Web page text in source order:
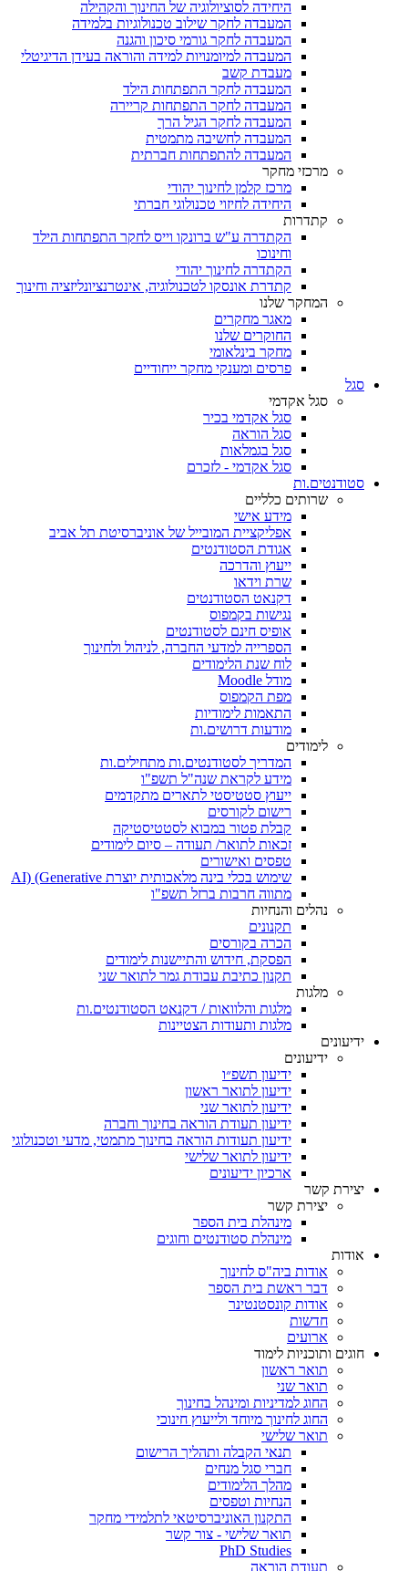
היחידה לסוציולוגיה של החינוך והקהילה
המעבדה לחקר שילוב טכנולוגיות בלמידה
המעבדה לחקר גורמי סיכון והגנה
המעבדה למיומנויות למידה והוראה בעידן הדיגיטלי
מעבדת קשב
המעבדה לחקר התפתחות הילד
המעבדה לחקר התפתחות קריירה
המעבדה לחקר הגיל הרך
המעבדה לחשיבה מתמטית
המעבדה להתפתחות חברתית
מרכזי מחקר
מרכז קלמן לחינוך יהודי
היחידה לחיזוי טכנולוגי חברתי
קתדרות
הקתדרה ע"ש ברונקו וייס לחקר התפתחות הילד
וחינוכו
הקתדרה לחינוך יהודי
קתדרת אונסקו לטכנולוגיה, אינטרנציונליזציה וחינוך
המחקר שלנו
מאגר מחקרים
החוקרים שלנו
מחקר בינלאומי
פרסים ומענקי מחקר ייחודיים
סגל
סגל אקדמי
סגל אקדמי בכיר
סגל הוראה
סגל בגמלאות
סגל אקדמי - לזכרם
סטודנטים.ות
שרותים כלליים
מידע אישי
אפליקציית המובייל של אוניברסיטת תל אביב
אגודת הסטודנטים
ייעוץ והדרכה
שרת וידאו
דקנאט הסטודנטים
נגישות בקמפוס
אופיס חינם לסטודנטים
הספרייה למדעי החברה, לניהול ולחינוך
לוח שנת הלימודים
מודל Moodle
מפת הקמפוס
התאמות לימודיות
מודעות דרושים.ות
לימודים
המדריך לסטודנטים.ות מתחילים.ות
מידע לקראת שנה"ל תשפ"ו
ייעוץ סטטיסטי לתארים מתקדמים
רישום לקורסים
קבלת פטור במבוא לסטטיסטיקה
זכאות לתואר/ תעודה – סיום לימודים
טפסים ואישורים
שימוש בכלי בינה מלאכותית יוצרת AI) (Generative
מתווה חרבות ברזל תשפ"ו
נהלים והנחיות
תקנונים
הכרה בקורסים
הפסקת, חידוש והתיישנות לימודים
תקנון כתיבת עבודת גמר לתואר שני
מלגות
מלגות והלוואות / דקנאט הסטודנטים.ות
מלגות ותעודות הצטיינות
ידיעונים
ידיעונים
ידיעון תשפ״ו
ידיעון לתואר ראשון
ידיעון לתואר שני
ידיעון תעודת הוראה בחינוך וחברה
ידיעון תעודות הוראה בחינוך מתמטי, מדעי וטכנולוגי
ידיעון לתואר שלישי
ארכיון ידיעונים
יצירת קשר
יצירת קשר
מינהלת בית הספר
מינהלת סטודנטים וחוגים
אודות
אודות ביה"ס לחינוך
דבר ראשת בית הספר
אודות קונסטנטינר
חדשות
ארועים
חוגים ותוכניות לימוד
תואר ראשון
תואר שני
החוג למדיניות ומינהל בחינוך
החוג לחינוך מיוחד ולייעוץ חינוכי
תואר שלישי
תנאי הקבלה ותהליך הרישום
חברי סגל מנחים
מהלך הלימודים
הנחיות וטפסים
התקנון האוניברסיטאי לתלמידי מחקר
תואר שלישי - צור קשר
PhD Studies
תעודת הוראה